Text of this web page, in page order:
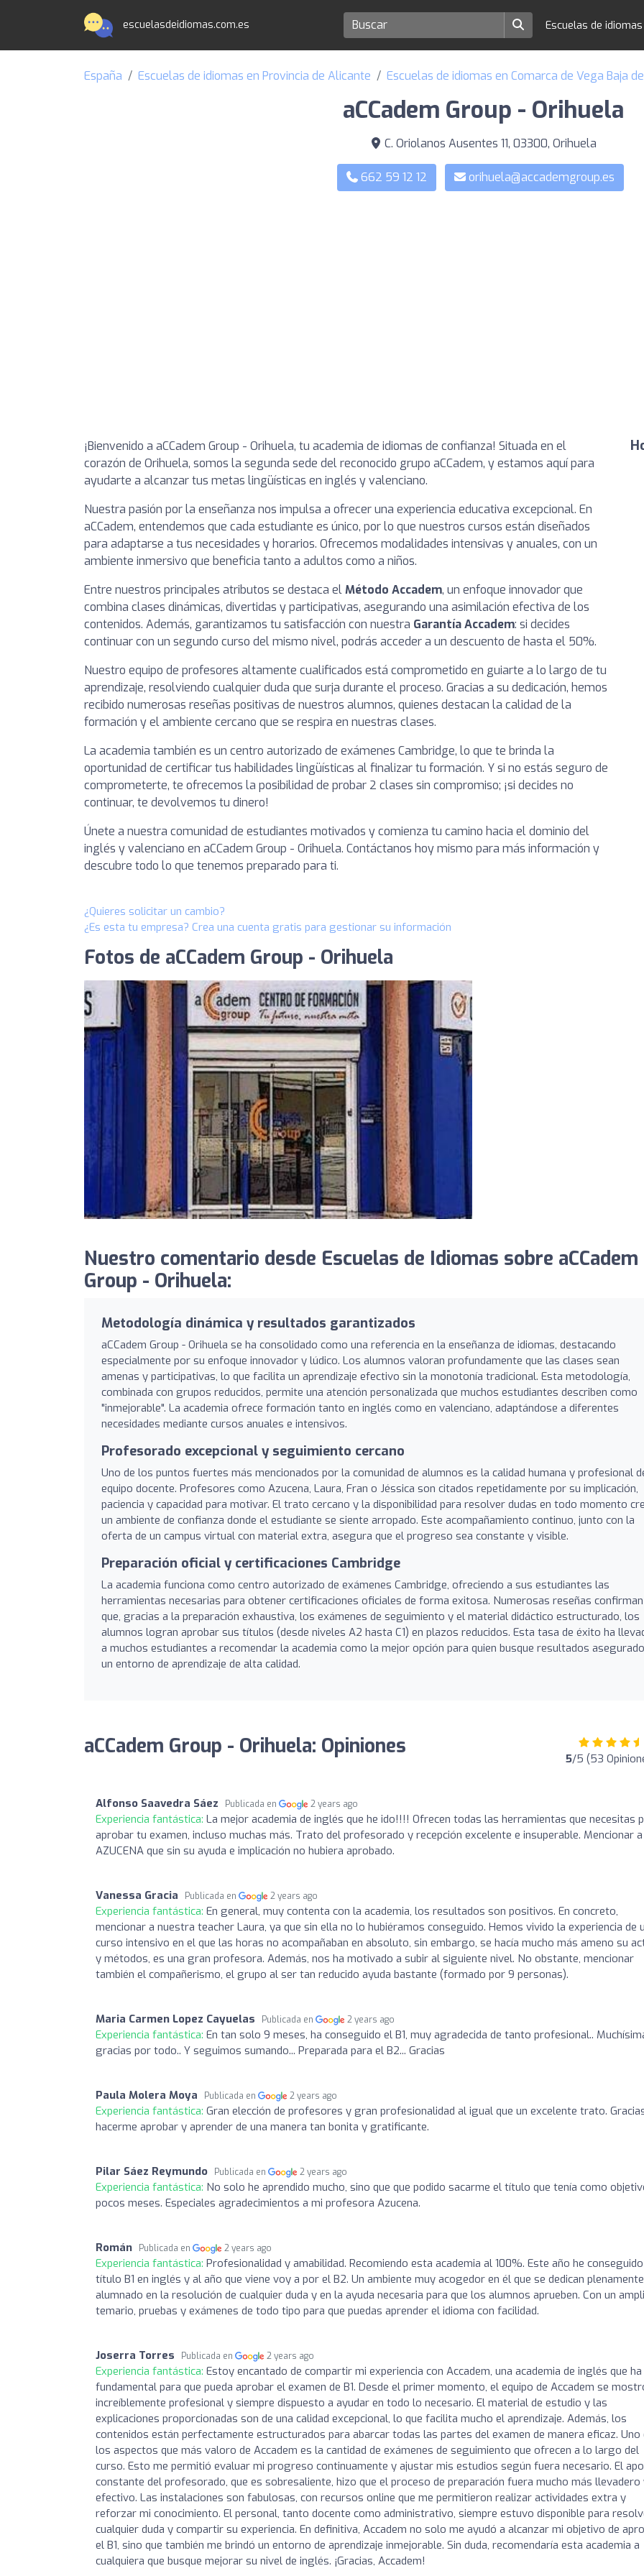
escuelasdeidiomas.com.es Escuelas de idiomas
España Escuelas de idiomas en Provincia de Alicante Escuelas de idiomas en Comarca de Vega Baja
aCCadem Group - Orihuela
C. Oriolanos Ausentes 11, 03300, Orihuela
662 59 12 12 orihuela@accademgroup.es
¡Bienvenido a aCCadem Group - Orihuela, tu academia de idiomas de confianza! Situada en el
corazón de Orihuela, somos la segunda sede del reconocido grupo aCCadem, y estamos aquí para
ayudarte a alcanzar tus metas lingüísticas en inglés y valenciano.
Nuestra pasión por la enseñanza nos impulsa a ofrecer una experiencia educativa excepcional. En
aCCadem, entendemos que cada estudiante es único, por lo que nuestros cursos están diseñados
para adaptarse a tus necesidades y horarios. Ofrecemos modalidades intensivas y anuales, con un
ambiente inmersivo que beneficia tanto a adultos como a niños.
Entre nuestros principales atributos se destaca elMétodo Accadem, un enfoque innovador que
combina clases dinámicas, divertidas y participativas, asegurando una asimilación efectiva de los
contenidos. Además, garantizamos tu satisfacción con nuestra Garantía Accadem: si decides
continuar con un segundo curso del mismo nivel, podrás acceder a un descuento de hasta el 50%.
Nuestro equipo de profesores altamente cualificados está comprometido en guiarte a lo largo de tu
aprendizaje, resolviendo cualquier duda que surja durante el proceso. Gracias a su dedicación, hemos
recibido numerosas reseñas positivas de nuestros alumnos, quienes destacan la calidad de la
formación y el ambiente cercano que se respira en nuestras clases.
La academia también es un centro autorizado de exámenes Cambridge, lo que te brinda la
oportunidad de certificar tus habilidades lingüísticas al finalizar tu formación. Y si no estás seguro de
comprometerte, te ofrecemos la posibilidad de probar 2 clases sin compromiso; ¡si decides no
continuar, te devolvemos tu dinero!
Únete a nuestra comunidad de estudiantes motivados y comienza tu camino hacia el dominio del
inglés y valenciano en aCCadem Group - Orihuela. Contáctanos hoy mismo para más información y
descubre todo lo que tenemos preparado para ti.
¿Quieres solicitar un cambio?
¿Es esta tu empresa? Crea una cuenta gratis para gestionar su información
Fotos de aCCadem Group - Orihuela
Nuestro comentario desde Escuelas de Idiomas sobre aCCadem
Group - Orihuela:
Metodología dinámica y resultados garantizados
aCCadem Group - Orihuela se ha consolidado como una referencia en la enseñanza de idiomas, destacando
especialmente por su enfoque innovador y lúdico. Los alumnos valoran profundamente que las clases sean
amenas y participativas, lo que facilita un aprendizaje efectivo sin la monotonía tradicional. Esta metodología,
combinada con grupos reducidos, permite una atención personalizada que muchos estudiantes describen como
"inmejorable". La academia ofrece formación tanto en inglés como en valenciano, adaptándose a diferentes
necesidades mediante cursos anuales e intensivos.
Profesorado excepcional y seguimiento cercano
Uno de los puntos fuertes más mencionados por la comunidad de alumnos es la calidad humana y profesional
equipo docente. Profesores como Azucena, Laura, Fran o Jéssica son citados repetidamente por su implicación,
paciencia y capacidad para motivar. El trato cercano y la disponibilidad para resolver dudas en todo momento
un ambiente de confianza donde el estudiante se siente arropado. Este acompañamiento continuo, junto con la
oferta de un campus virtual con material extra, asegura que el progreso sea constante y visible.
Preparación oficial y certificaciones Cambridge
La academia funciona como centro autorizado de exámenes Cambridge, ofreciendo a sus estudiantes las
herramientas necesarias para obtener certificaciones oficiales de forma exitosa. Numerosas reseñas confirman
que, gracias a la preparación exhaustiva, los exámenes de seguimiento y el material didáctico estructurado, los
alumnos logran aprobar sus títulos (desde niveles A2 hasta C1) en plazos reducidos. Esta tasa de éxito ha
a muchos estudiantes a recomendar la academia como la mejor opción para quien busque resultados
un entorno de aprendizaje de alta calidad.
aCCadem Group - Orihuela: Opiniones 5/5 (53
Alfonso Saavedra Sáez Publicada en 2 years ago
Experiencia fantástica: La mejor academia de inglés que he ido!!!! Ofrecen todas las herramientas que necesitas
aprobar tu examen, incluso muchas más. Trato del profesorado y recepción excelente e insuperable. Mencionar a
AZUCENA que sin su ayuda e implicación no hubiera aprobado.
Vanessa Gracia Publicada en 2 years ago
Experiencia fantástica: En general, muy contenta con la academia, los resultados son positivos. En concreto,
mencionar a nuestra teacher Laura, ya que sin ella no lo hubiéramos conseguido. Hemos vivido la experiencia de
curso intensivo en el que las horas no acompañaban en absoluto, sin embargo, se hacía mucho más ameno su
y métodos, es una gran profesora. Además, nos ha motivado a subir al siguiente nivel. No obstante, mencionar
también el compañerismo, el grupo al ser tan reducido ayuda bastante (formado por 9 personas).
Maria Carmen Lopez Cayuelas Publicada en 2 years ago
Experiencia fantástica: En tan solo 9 meses, ha conseguido el B1, muy agradecida de tanto profesional..
gracias por todo.. Y seguimos sumando... Preparada para el B2... Gracias
Paula Molera Moya Publicada en 2 years ago
Experiencia fantástica: Gran elección de profesores y gran profesionalidad al igual que un excelente trato.
hacerme aprobar y aprender de una manera tan bonita y gratificante.
Pilar Sáez Reymundo Publicada en 2 years ago
Experiencia fantástica: No solo he aprendido mucho, sino que que podido sacarme el título que tenía como
pocos meses. Especiales agradecimientos a mi profesora Azucena.
Román Publicada en 2 years ago
Experiencia fantástica: Profesionalidad y amabilidad. Recomiendo esta academia al 100%. Este año he
título B1 en inglés y al año que viene voy a por el B2. Un ambiente muy acogedor en él que se dedican
alumnado en la resolución de cualquier duda y en la ayuda necesaria para que los alumnos aprueben. Con un
temario, pruebas y exámenes de todo tipo para que puedas aprender el idioma con facilidad.
Joserra Torres Publicada en 2 years ago
Experiencia fantástica: Estoy encantado de compartir mi experiencia con Accadem, una academia de inglés que
fundamental para que pueda aprobar el examen de B1. Desde el primer momento, el equipo de Accadem se
increíblemente profesional y siempre dispuesto a ayudar en todo lo necesario. El material de estudio y las
explicaciones proporcionadas son de una calidad excepcional, lo que facilita mucho el aprendizaje. Además, los
contenidos están perfectamente estructurados para abarcar todas las partes del examen de manera eficaz. Uno
los aspectos que más valoro de Accadem es la cantidad de exámenes de seguimiento que ofrecen a lo largo del
curso. Esto me permitió evaluar mi progreso continuamente y ajustar mis estudios según fuera necesario. El
constante del profesorado, que es sobresaliente, hizo que el proceso de preparación fuera mucho más llevadero
efectivo. Las instalaciones son fabulosas, con recursos online que me permitieron realizar actividades extra y
reforzar mi conocimiento. El personal, tanto docente como administrativo, siempre estuvo disponible para
cualquier duda y compartir su experiencia. En definitiva, Accadem no solo me ayudó a alcanzar mi objetivo de
el B1, sino que también me brindó un entorno de aprendizaje inmejorable. Sin duda, recomendaría esta academia a
cualquiera que busque mejorar su nivel de inglés. ¡Gracias, Accadem!